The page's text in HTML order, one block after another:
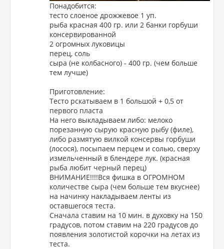
Понадобится:
тесто слоеное дрожжевое 1 уп.
рыба красная 400 гр. или 2 банки горбуши
консервированной
2 огромных луковицы
перец, соль
сыра (не колбасного) - 400 гр. (чем больше
тем лучше)
Приготовление:
Тесто рскатываем в 1 большой + 0,5 от
первого пласта
На него выкладываем либо: мелоко
порезанную сырую красную рыбу (филе),
либо размятую вилкой консервы горбуши
(лосося), посыпаем перцем и солью, сверху
измельченный в блендере лук. (красная
рыба любит черный перец)
ВНИМАНИЕ!!!!Вся фишка в ОГРОМНОМ
количестве сыра (чем больше тем вкуснее)
на начинку накладываем ленты из
оставшегося теста.
Сначала ставим на 10 мин. в духовку на 150
градусов, потом ставим на 220 градусов до
появления золотистой корочки на летах из
теста.